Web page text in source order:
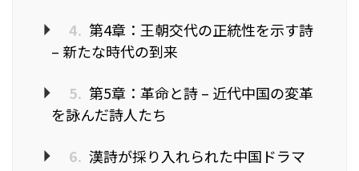
4. 第4章：王朝交代の正統性を示す詩
– 新たな時代の到来
5. 第5章：革命と詩 – 近代中国の変革
を詠んだ詩人たち
6. 漢詩が採り入れられた中国ドラマ